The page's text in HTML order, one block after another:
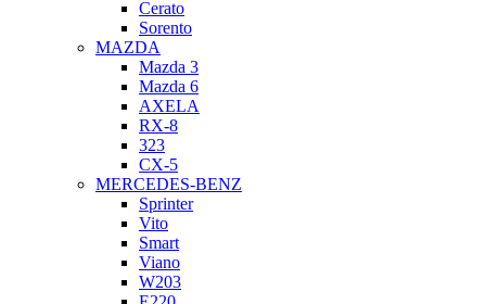
Cerato
Sorento
MAZDA
Mazda 3
Mazda 6
AXELA
RX-8
323
CX-5
MERCEDES-BENZ
Sprinter
Vito
Smart
Viano
W203